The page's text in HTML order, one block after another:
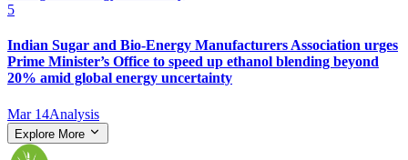
5
Indian Sugar and Bio‑Energy Manufacturers Association urges
Prime Minister’s Office to speed up ethanol blending beyond
20% amid global energy uncertainty
Mar 14Analysis
Explore More